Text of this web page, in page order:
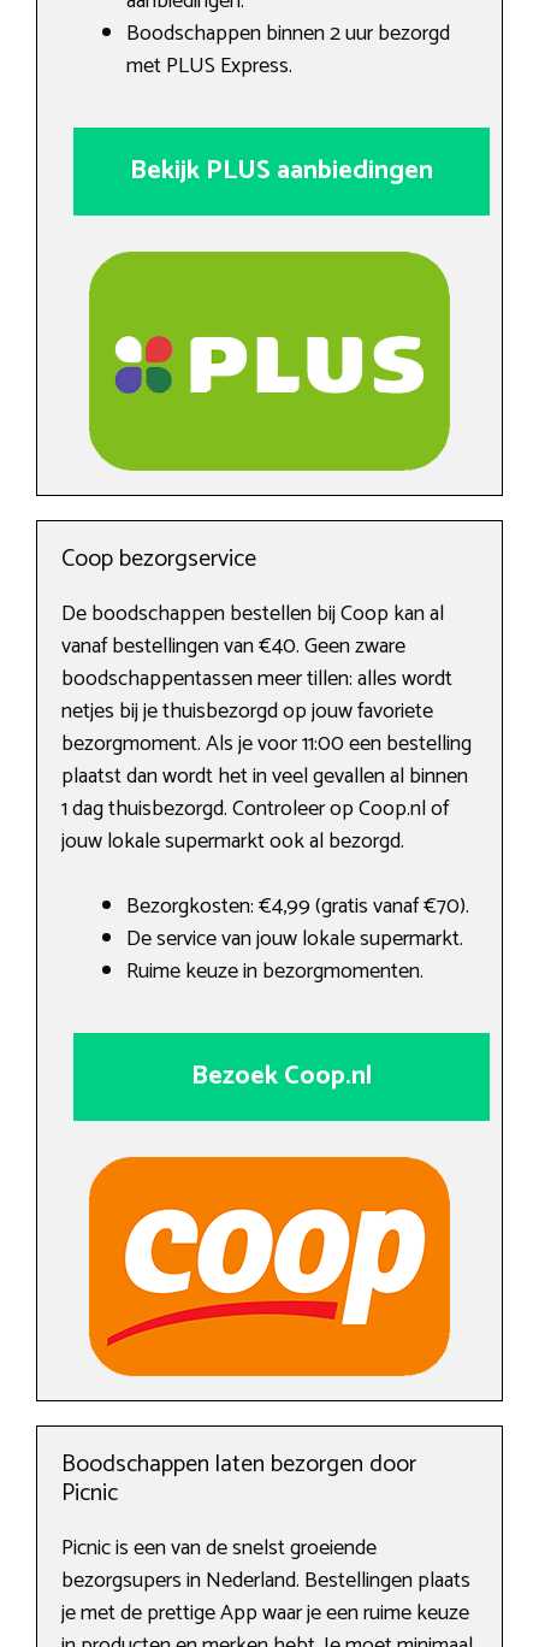
Boodschappen binnen 2 uur bezorgd
met PLUS Express.
Bekijk PLUS aanbiedingen
Coop bezorgservice
De boodschappen bestellen bij Coop kan al
vanaf bestellingen van €40. Geen zware
boodschappentassen meer tillen: alles wordt
netjes bij je thuisbezorgd op jouw favoriete
bezorgmoment. Als je voor 11:00 een bestelling
plaatst dan wordt het in veel gevallen al binnen
1 dag thuisbezorgd. Controleer op Coop.nl of
jouw lokale supermarkt ook al bezorgd.
Bezorgkosten: €4,99 (gratis vanaf €70).
De service van jouw lokale supermarkt.
Ruime keuze in bezorgmomenten.
Bezoek Coop.nl
Boodschappen laten bezorgen door
Picnic
Picnic is een van de snelst groeiende
bezorgsupers in Nederland. Bestellingen plaats
je met de prettige App waar je een ruime keuze